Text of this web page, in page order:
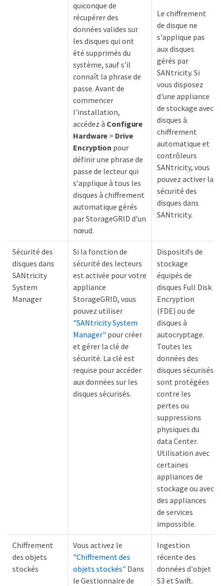
quiconque de
récupérer des
données valides sur
les disques qui ont
été supprimés du
système, sauf s'il
connaît la phrase de
passe. Avant de
commencer
l'installation,
accédez à Configure
Hardware > Drive
Encryption pour
définir une phrase de
passe de lecteur qui
s'applique à tous les
disques à chiffrement
automatique gérés
par StorageGRID d'un
nœud.
Le chiffrement
de disque ne
s'applique pas
aux disques
gérés par
SANtricity. Si
vous disposez
d'une appliance
de stockage avec
disques à
chiffrement
automatique et
contrôleurs
SANtricity, vous
pouvez activer la
sécurité des
disques dans
SANtricity.
Sécurité des
disques dans
SANtricity
System
Manager
Si la fonction de
sécurité des lecteurs
est activée pour votre
appliance
StorageGRID, vous
pouvez utiliser
"SANtricity System
Manager" pour créer
et gérer la clé de
sécurité. La clé est
requise pour accéder
aux données sur les
disques sécurisés.
Dispositifs de
stockage
équipés de
disques Full Disk
Encryption
(FDE) ou de
disques à
autocryptage.
Toutes les
données des
disques sécurisés
sont protégées
contre les
pertes ou
suppressions
physiques du
data Center.
Utilisation avec
certaines
appliances de
stockage ou avec
des appliances
de services
impossible.
Chiffrement
des objets
stockés
Vous activez le
"Chiffrement des
objets stockés" Dans
le Gestionnaire de
Ingestion
récente des
données d'objet
S3 et Swift.